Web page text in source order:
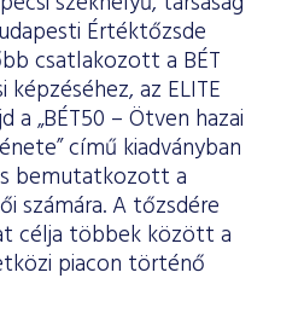
Értéktőzsde
csatlakozott a BÉT
az ELITE
a „BÉT50 – Ötven hazai
című kiadványban
bemutatkozott a
számára. A tőzsdére
célja többek között a
piacon történő